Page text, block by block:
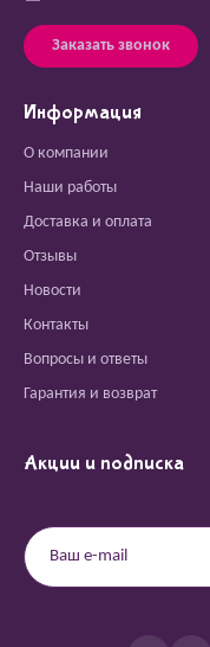
Заказать звонок
Информация
О компании
Наши работы
Доставка и оплата
Отзывы
Новости
Контакты
Вопросы и ответы
Гарантия и возврат
Акции и подписка